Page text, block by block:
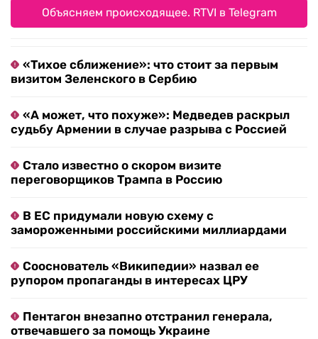
Объясняем происходящее. RTVI в Telegram
«Тихое сближение»: что стоит за первым
визитом Зеленского в Сербию
«А может, что похуже»: Медведев раскрыл
судьбу Армении в случае разрыва с Россией
Стало известно о скором визите
переговорщиков Трампа в Россию
В ЕС придумали новую схему с
замороженными российскими миллиардами
Сооснователь «Википедии» назвал ее
рупором пропаганды в интересах ЦРУ
Пентагон внезапно отстранил генерала,
отвечавшего за помощь Украине